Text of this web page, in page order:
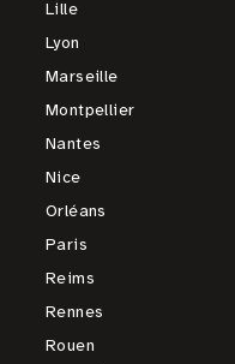
Lille
Lyon
Marseille
Montpellier
Nantes
Nice
Orléans
Paris
Reims
Rennes
Rouen